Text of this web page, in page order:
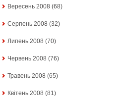
Вересень 2008 (68)
Серпень 2008 (32)
Липень 2008 (70)
Червень 2008 (76)
Травень 2008 (65)
Квітень 2008 (81)